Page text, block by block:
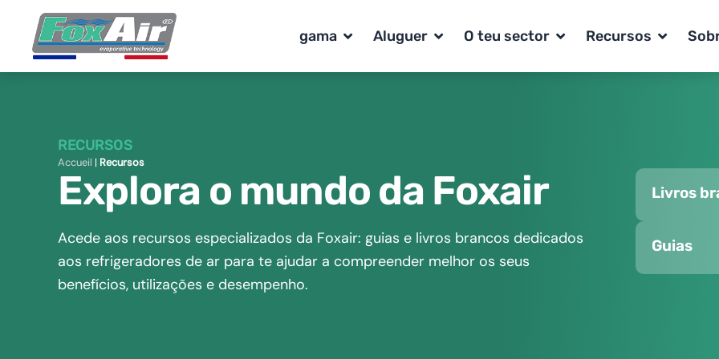
content
gama Open gama
Aluguer Open Aluguer
O teu sector Open O teu sector
Recursos Open
RECURSOS
Accueil | Recursos
Explora o mundo da Foxair
Acede aos recursos especializados da Foxair: guias e livros brancos dedicados
aos refrigeradores de ar para te ajudar a compreender melhor os seus
benefícios, utilizações e desempenho.
Livros
Guias